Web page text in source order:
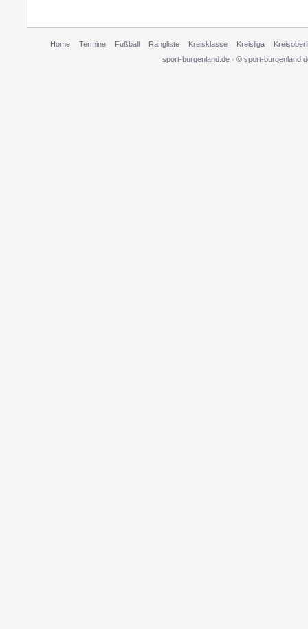
Home Termine Fußball Rangliste Kreisklasse Kreisliga
sport-burgenland.de · © sport-